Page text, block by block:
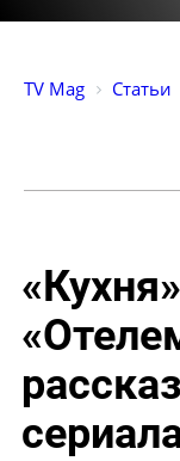
TV Mag Статьи